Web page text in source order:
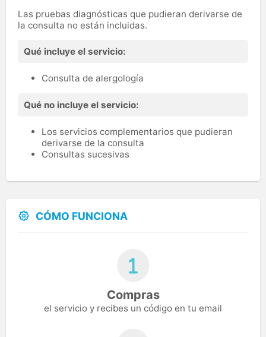
Las pruebas diagnósticas que pudieran derivarse de
la consulta no están incluidas.
Qué incluye el servicio:
Consulta de alergología
Qué no incluye el servicio:
Los servicios complementarios que pudieran
derivarse de la consulta
Consultas sucesivas
CÓMO FUNCIONA
Compras
el servicio y recibes un código en tu email